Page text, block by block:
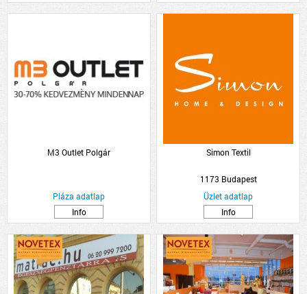
M3 Outlet Polgár
Pláza adatlap
Info
Simon Textil
1173 Budapest
Üzlet adatlap
Info